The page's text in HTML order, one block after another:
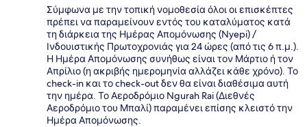
Σύμφωνα με την τοπική νομοθεσία όλοι οι επισκέπτες
πρέπει να παραμείνουν εντός του καταλύματος κατά
τη διάρκεια της Ημέρας Απομόνωσης (Nyepi) /
Ινδουιστικής Πρωτοχρονιάς για 24 ώρες (από τις 6 π.μ.).
Η Ημέρα Απομόνωσης συνήθως είναι τον Μάρτιο ή τον
Απρίλιο (η ακριβής ημερομηνία αλλάζει κάθε χρόνο). Το
check-in και το check-out δεν θα είναι διαθέσιμα αυτή
την ημέρα. Το Αεροδρόμιο Ngurah Rai (Διεθνές
Αεροδρόμιο του Μπαλί) παραμένει επίσης κλειστό την
Ημέρα Απομόνωσης.